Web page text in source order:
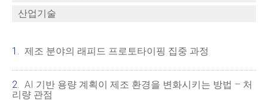
산업기술
제조 분야의 래피드 프로토타이핑 집중 과정
AI 기반 용량 계획이 제조 환경을 변화시키는 방법 – 처
리량 관점